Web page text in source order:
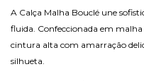
A Calça Malha Bouclé une
fluida. Confeccionada em
cintura alta com amarração
silhueta.